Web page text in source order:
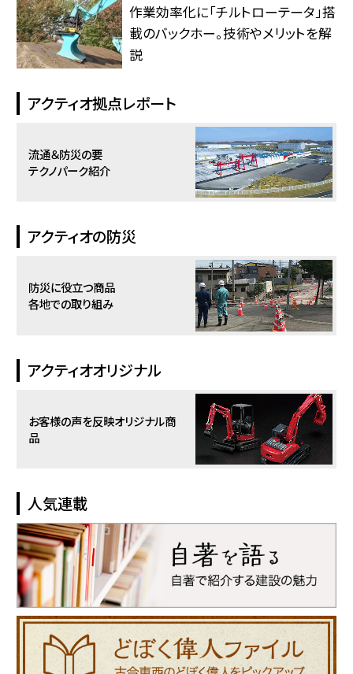
作業効率化に「チルトローテータ」搭
載のバックホー。技術やメリットを解
説
アクティオ拠点レポート
流通＆防災の要
テクノパーク紹介
アクティオの防災
防災に役立つ商品
各地での取り組み
アクティオオリジナル
お客様の声を反映オリジナル商
品
人気連載